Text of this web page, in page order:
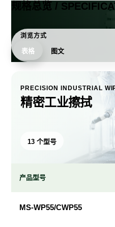
规格总览 /
浏览方式
表格 图文
PRECISION INDUSTRIAL
精密工业擦拭
13 个型号
产品型号
MS-WP55/CWP55